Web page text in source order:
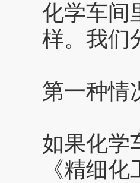
化学车间
样。我们
第一种情
如果化学
《精细